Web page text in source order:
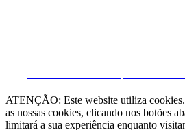
ATENÇÃO: Este website utiliza
as nossas cookies, clicando nos botões
limitará a sua experiência enquanto